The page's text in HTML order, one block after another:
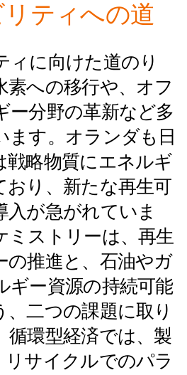
ティへの道
ィに向けた道のり
素への移行や、オフ
ー分野の革新など多
ます。オランダも日
戦略物質にエネルギ
り、新たな再生可
入が急がれていま
ミストリーは、再生
の推進と、石油やガ
ギー資源の持続可能
、二つの課題に取り
循環型経済では、製
リサイクルでのパラ